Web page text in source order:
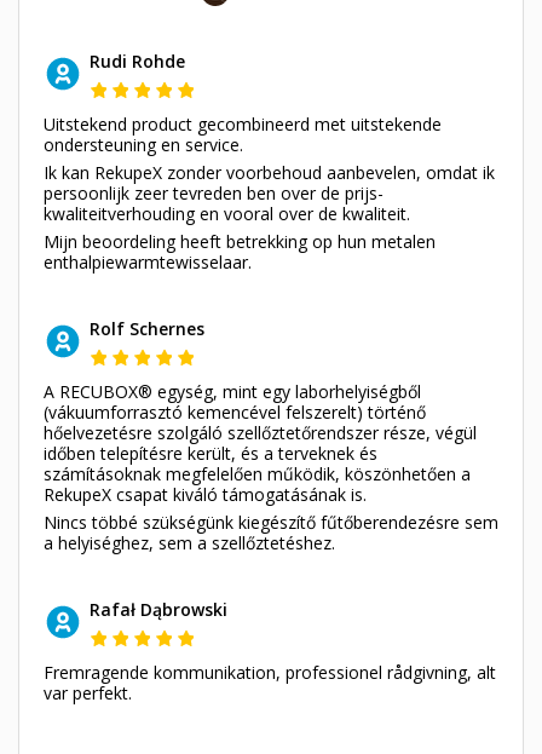
Rudi Rohde
Uitstekend product gecombineerd met uitstekende
ondersteuning en service.
Ik kan RekupeX zonder voorbehoud aanbevelen, omdat ik
persoonlijk zeer tevreden ben over de prijs-
kwaliteitverhouding en vooral over de kwaliteit.
Mijn beoordeling heeft betrekking op hun metalen
enthalpiewarmtewisselaar.
Rolf Schernes
A RECUBOX® egység, mint egy laborhelyiségből
(vákuumforrasztó kemencével felszerelt) történő
hőelvezetésre szolgáló szellőztetőrendszer része, végül
időben telepítésre került, és a terveknek és
számításoknak megfelelően működik, köszönhetően a
RekupeX csapat kiváló támogatásának is.
Nincs többé szükségünk kiegészítő fűtőberendezésre sem
a helyiséghez, sem a szellőztetéshez.
Rafał Dąbrowski
Fremragende kommunikation, professionel rådgivning, alt
var perfekt.